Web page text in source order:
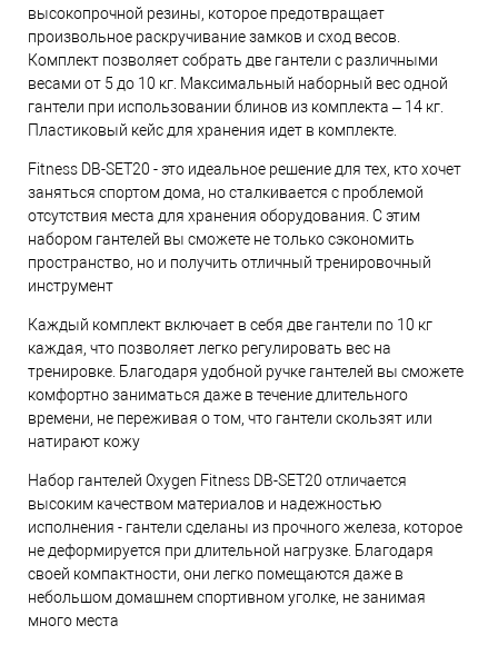
высокопрочной резины, которое предотвращает
произвольное раскручивание замков и сход весов.
Комплект позволяет собрать две гантели с различными
весами от 5 до 10 кг. Максимальный наборный вес одной
гантели при использовании блинов из комплекта – 14 кг.
Пластиковый кейс для хранения идет в комплекте.
Fitness DB-SET20 - это идеальное решение для тех, кто хочет
заняться спортом дома, но сталкивается с проблемой
отсутствия места для хранения оборудования. С этим
набором гантелей вы сможете не только сэкономить
пространство, но и получить отличный тренировочный
инструмент
Каждый комплект включает в себя две гантели по 10 кг
каждая, что позволяет легко регулировать вес на
тренировке. Благодаря удобной ручке гантелей вы сможете
комфортно заниматься даже в течение длительного
времени, не переживая о том, что гантели скользят или
натирают кожу
Набор гантелей Oxygen Fitness DB-SET20 отличается
высоким качеством материалов и надежностью
исполнения - гантели сделаны из прочного железа, которое
не деформируется при длительной нагрузке. Благодаря
своей компактности, они легко помещаются даже в
небольшом домашнем спортивном уголке, не занимая
много места